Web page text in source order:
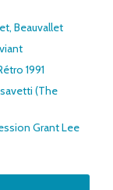
Beauvallet
1991
(The
Grant Lee